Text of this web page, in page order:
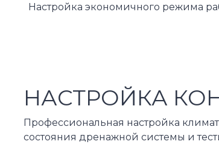
Настройка экономичного режима
НАСТРОЙКА
Профессиональная настройка
состояния дренажной системы и